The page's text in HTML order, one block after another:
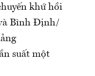
khứ hồi
Bình Định/
suất một